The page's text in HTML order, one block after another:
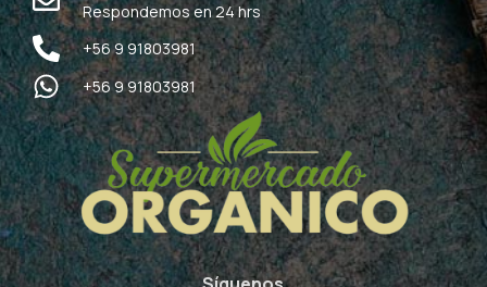
Respondemos en 24 hrs
+56 9 91803981
+56 9 91803981